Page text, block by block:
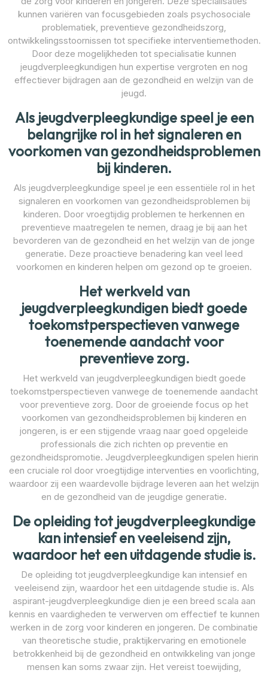
kunnen variëren van focusgebieden zoals psychosociale
problematiek, preventieve gezondheidszorg,
ontwikkelingsstoornissen tot specifieke interventiemethoden.
Door deze mogelijkheden tot specialisatie kunnen
jeugdverpleegkundigen hun expertise vergroten en nog
effectiever bijdragen aan de gezondheid en welzijn van de
jeugd.
Als jeugdverpleegkundige speel je een
belangrijke rol in het signaleren en
voorkomen van gezondheidsproblemen
bij kinderen.
Als jeugdverpleegkundige speel je een essentiële rol in het
signaleren en voorkomen van gezondheidsproblemen bij
kinderen. Door vroegtijdig problemen te herkennen en
preventieve maatregelen te nemen, draag je bij aan het
bevorderen van de gezondheid en het welzijn van de jonge
generatie. Deze proactieve benadering kan veel leed
voorkomen en kinderen helpen om gezond op te groeien.
Het werkveld van
jeugdverpleegkundigen biedt goede
toekomstperspectieven vanwege
toenemende aandacht voor
preventieve zorg.
Het werkveld van jeugdverpleegkundigen biedt goede
toekomstperspectieven vanwege de toenemende aandacht
voor preventieve zorg. Door de groeiende focus op het
voorkomen van gezondheidsproblemen bij kinderen en
jongeren, is er een stijgende vraag naar goed opgeleide
professionals die zich richten op preventie en
gezondheidspromotie. Jeugdverpleegkundigen spelen hierin
een cruciale rol door vroegtijdige interventies en voorlichting,
waardoor zij een waardevolle bijdrage leveren aan het welzijn
en de gezondheid van de jeugdige generatie.
De opleiding tot jeugdverpleegkundige
kan intensief en veeleisend zijn,
waardoor het een uitdagende studie is.
De opleiding tot jeugdverpleegkundige kan intensief en
veeleisend zijn, waardoor het een uitdagende studie is. Als
aspirant-jeugdverpleegkundige dien je een breed scala aan
kennis en vaardigheden te verwerven om effectief te kunnen
werken in de zorg voor kinderen en jongeren. De combinatie
van theoretische studie, praktijkervaring en emotionele
betrokkenheid bij de gezondheid en ontwikkeling van jonge
mensen kan soms zwaar zijn. Het vereist toewijding,